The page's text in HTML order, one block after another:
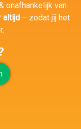
onafhankelijk van
altijd – zodat jij het